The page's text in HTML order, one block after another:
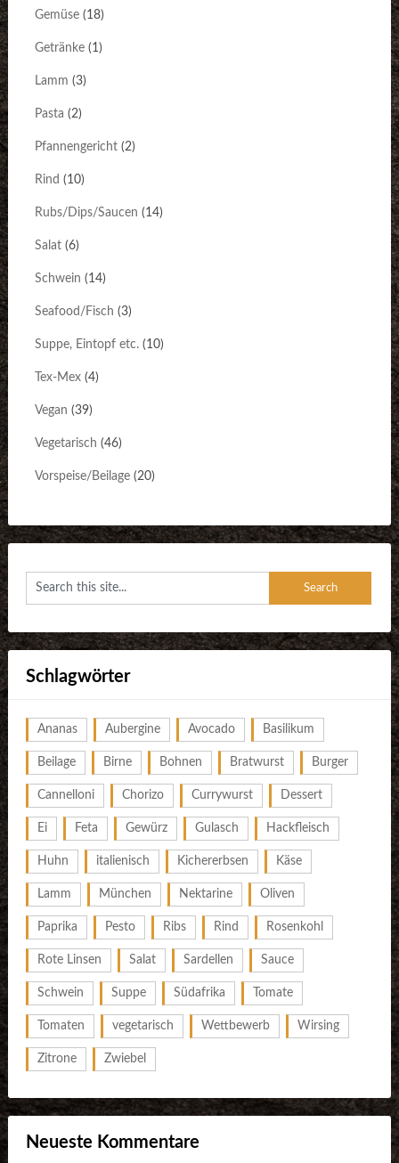
Gemüse(18)
Getränke(1)
Lamm (3)
Pasta (2)
Pfannengericht(2)
Rind (10)
Rubs/Dips/Saucen (14)
Salat(6)
Schwein (14)
Seafood/Fisch (3)
Suppe, Eintopf etc.(10)
Tex-Mex(4)
Vegan (39)
Vegetarisch (46)
Vorspeise/Beilage(20)
Schlagwörter
Ananas Aubergine Avocado Basilikum
Beilage Birne Bohnen Bratwurst Burger
Cannelloni Chorizo Currywurst Dessert
Ei Feta Gewürz Gulasch Hackfleisch
Huhn italienisch Kichererbsen Käse
Lamm München Nektarine Oliven
Paprika Pesto Ribs Rind Rosenkohl
Rote Linsen Salat Sardellen Sauce
Schwein Suppe Südafrika Tomate
Tomaten vegetarisch Wettbewerb Wirsing
Zitrone Zwiebel
Neueste Kommentare